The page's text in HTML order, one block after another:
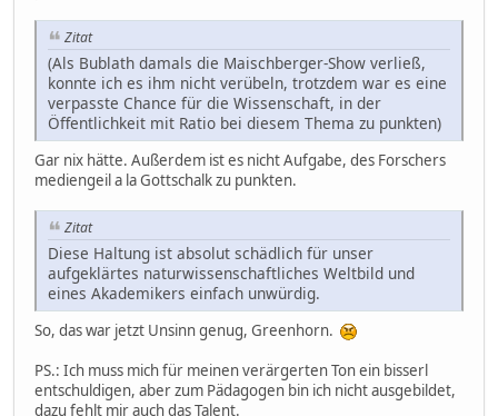
Zitat
(Als Bublath damals die Maischberger-Show verließ,
konnte ich es ihm nicht verübeln, trotzdem war es eine
verpasste Chance für die Wissenschaft, in der
Öffentlichkeit mit Ratio bei diesem Thema zu punkten)
Gar nix hätte. Außerdem ist es nicht Aufgabe, des Forschers
mediengeil a la Gottschalk zu punkten.
Zitat
Diese Haltung ist absolut schädlich für unser
aufgeklärtes naturwissenschaftliches Weltbild und
eines Akademikers einfach unwürdig.
So, das war jetzt Unsinn genug, Greenhorn.
PS.: Ich muss mich für meinen verärgerten Ton ein bisserl
entschuldigen, aber zum Pädagogen bin ich nicht ausgebildet,
dazu fehlt mir auch das Talent.